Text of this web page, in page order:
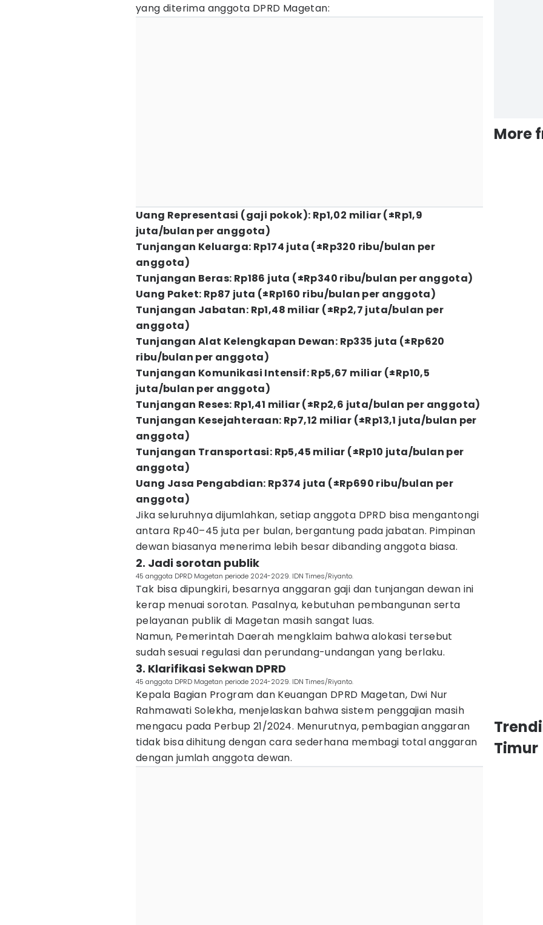
yang diterima anggota DPRD Magetan:
Uang Representasi (gaji pokok): Rp1,02 miliar (±Rp1,9
juta/bulan per anggota)
Tunjangan Keluarga: Rp174 juta (±Rp320 ribu/bulan per
anggota)
Tunjangan Beras: Rp186 juta (±Rp340 ribu/bulan per anggota)
Uang Paket: Rp87 juta (±Rp160 ribu/bulan per anggota)
Tunjangan Jabatan: Rp1,48 miliar (±Rp2,7 juta/bulan per
anggota)
Tunjangan Alat Kelengkapan Dewan: Rp335 juta (±Rp620
ribu/bulan per anggota)
Tunjangan Komunikasi Intensif: Rp5,67 miliar (±Rp10,5
juta/bulan per anggota)
Tunjangan Reses: Rp1,41 miliar (±Rp2,6 juta/bulan per anggota)
Tunjangan Kesejahteraan: Rp7,12 miliar (±Rp13,1 juta/bulan per
anggota)
Tunjangan Transportasi: Rp5,45 miliar (±Rp10 juta/bulan per
anggota)
Uang Jasa Pengabdian: Rp374 juta (±Rp690 ribu/bulan per
anggota)
Jika seluruhnya dijumlahkan, setiap anggota DPRD bisa mengantongi
antara Rp40–45 juta per bulan, bergantung pada jabatan. Pimpinan
dewan biasanya menerima lebih besar dibanding anggota biasa.
2. Jadi sorotan publik
45 anggota DPRD Magetan periode 2024-2029. IDN Times/Riyanto.
Tak bisa dipungkiri, besarnya anggaran gaji dan tunjangan dewan ini
kerap menuai sorotan. Pasalnya, kebutuhan pembangunan serta
pelayanan publik di Magetan masih sangat luas.
Namun, Pemerintah Daerah mengklaim bahwa alokasi tersebut
sudah sesuai regulasi dan perundang-undangan yang berlaku.
3. Klarifikasi Sekwan DPRD
45 anggota DPRD Magetan periode 2024-2029. IDN Times/Riyanto.
Kepala Bagian Program dan Keuangan DPRD Magetan, Dwi Nur
Rahmawati Solekha, menjelaskan bahwa sistem penggajian masih
mengacu pada Perbup 21/2024. Menurutnya, pembagian anggaran
tidak bisa dihitung dengan cara sederhana membagi total anggaran
dengan jumlah anggota dewan.
More
Timur